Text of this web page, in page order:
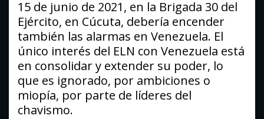
15 de junio de 2021, en la Brigada 30 del
Ejército, en Cúcuta, debería encender
también las alarmas en Venezuela. El
único interés del ELN con Venezuela está
en consolidar y extender su poder, lo
que es ignorado, por ambiciones o
miopía, por parte de líderes del
chavismo.